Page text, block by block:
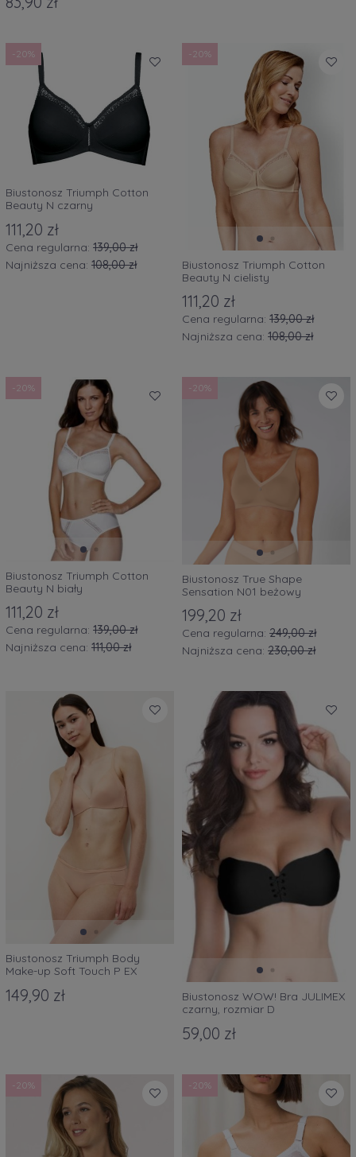
Biustonosz Triumph Cotton
Beauty N czarny
111,20 zł
Cena regularna: 139,00 zł
Najniższa cena: 108,00 zł
-20%
Biustonosz Triumph Cotton
Beauty N cielisty
111,20 zł
Cena regularna: 139,00 zł
Najniższa cena: 108,00 zł
-20%
Biustonosz Triumph Cotton
Beauty N biały
111,20 zł
Cena regularna: 139,00 zł
Najniższa cena: 111,00 zł
-20%
Biustonosz True Shape
Sensation N01 beżowy
199,20 zł
Cena regularna: 249,00 zł
Najniższa cena: 230,00 zł
-20%
Biustonosz Triumph Body
Make-up Soft Touch P EX
149,90 zł
Biustonosz WOW! Bra JULIMEX
czarny, rozmiar D
59,00 zł
-20% -20%